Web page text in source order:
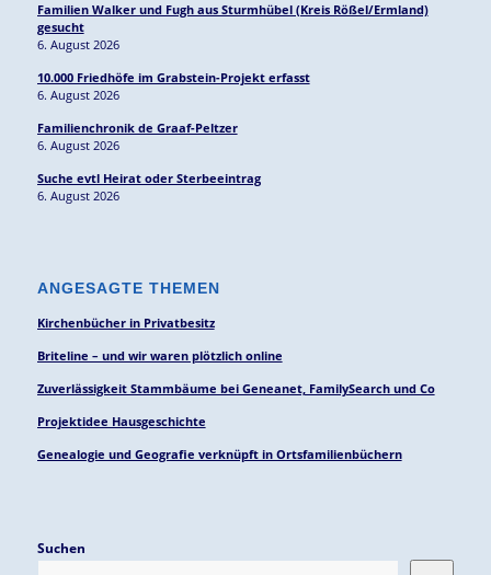
Familien Walker und Fugh aus Sturmhübel (Kreis Rößel/Ermland)
gesucht
6. August 2026
10.000 Friedhöfe im Grabstein-Projekt erfasst
6. August 2026
Familienchronik de Graaf-Peltzer
6. August 2026
Suche evtl Heirat oder Sterbeeintrag
6. August 2026
ANGESAGTE THEMEN
Kirchenbücher in Privatbesitz
Briteline – und wir waren plötzlich online
Zuverlässigkeit Stammbäume bei Geneanet, FamilySearch und Co
Projektidee Hausgeschichte
Genealogie und Geografie verknüpft in Ortsfamilienbüchern
Suchen